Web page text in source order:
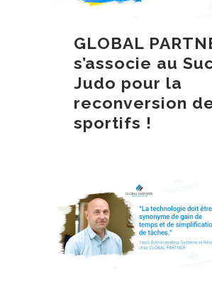
GLOBAL
s’associe au
Judo pour la
reconversion
sportifs !